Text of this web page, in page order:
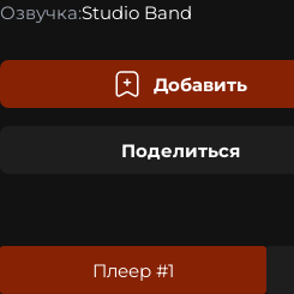
Озвучка:Studio Band
Добавить
Поделиться
Плеер #1